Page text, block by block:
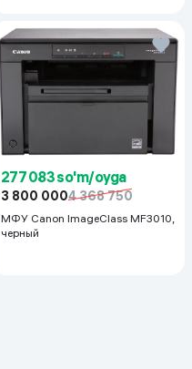
277 083 so'm/oyga
3 800 0004 368 750
МФУ Canon ImageClass MF3010,
черный